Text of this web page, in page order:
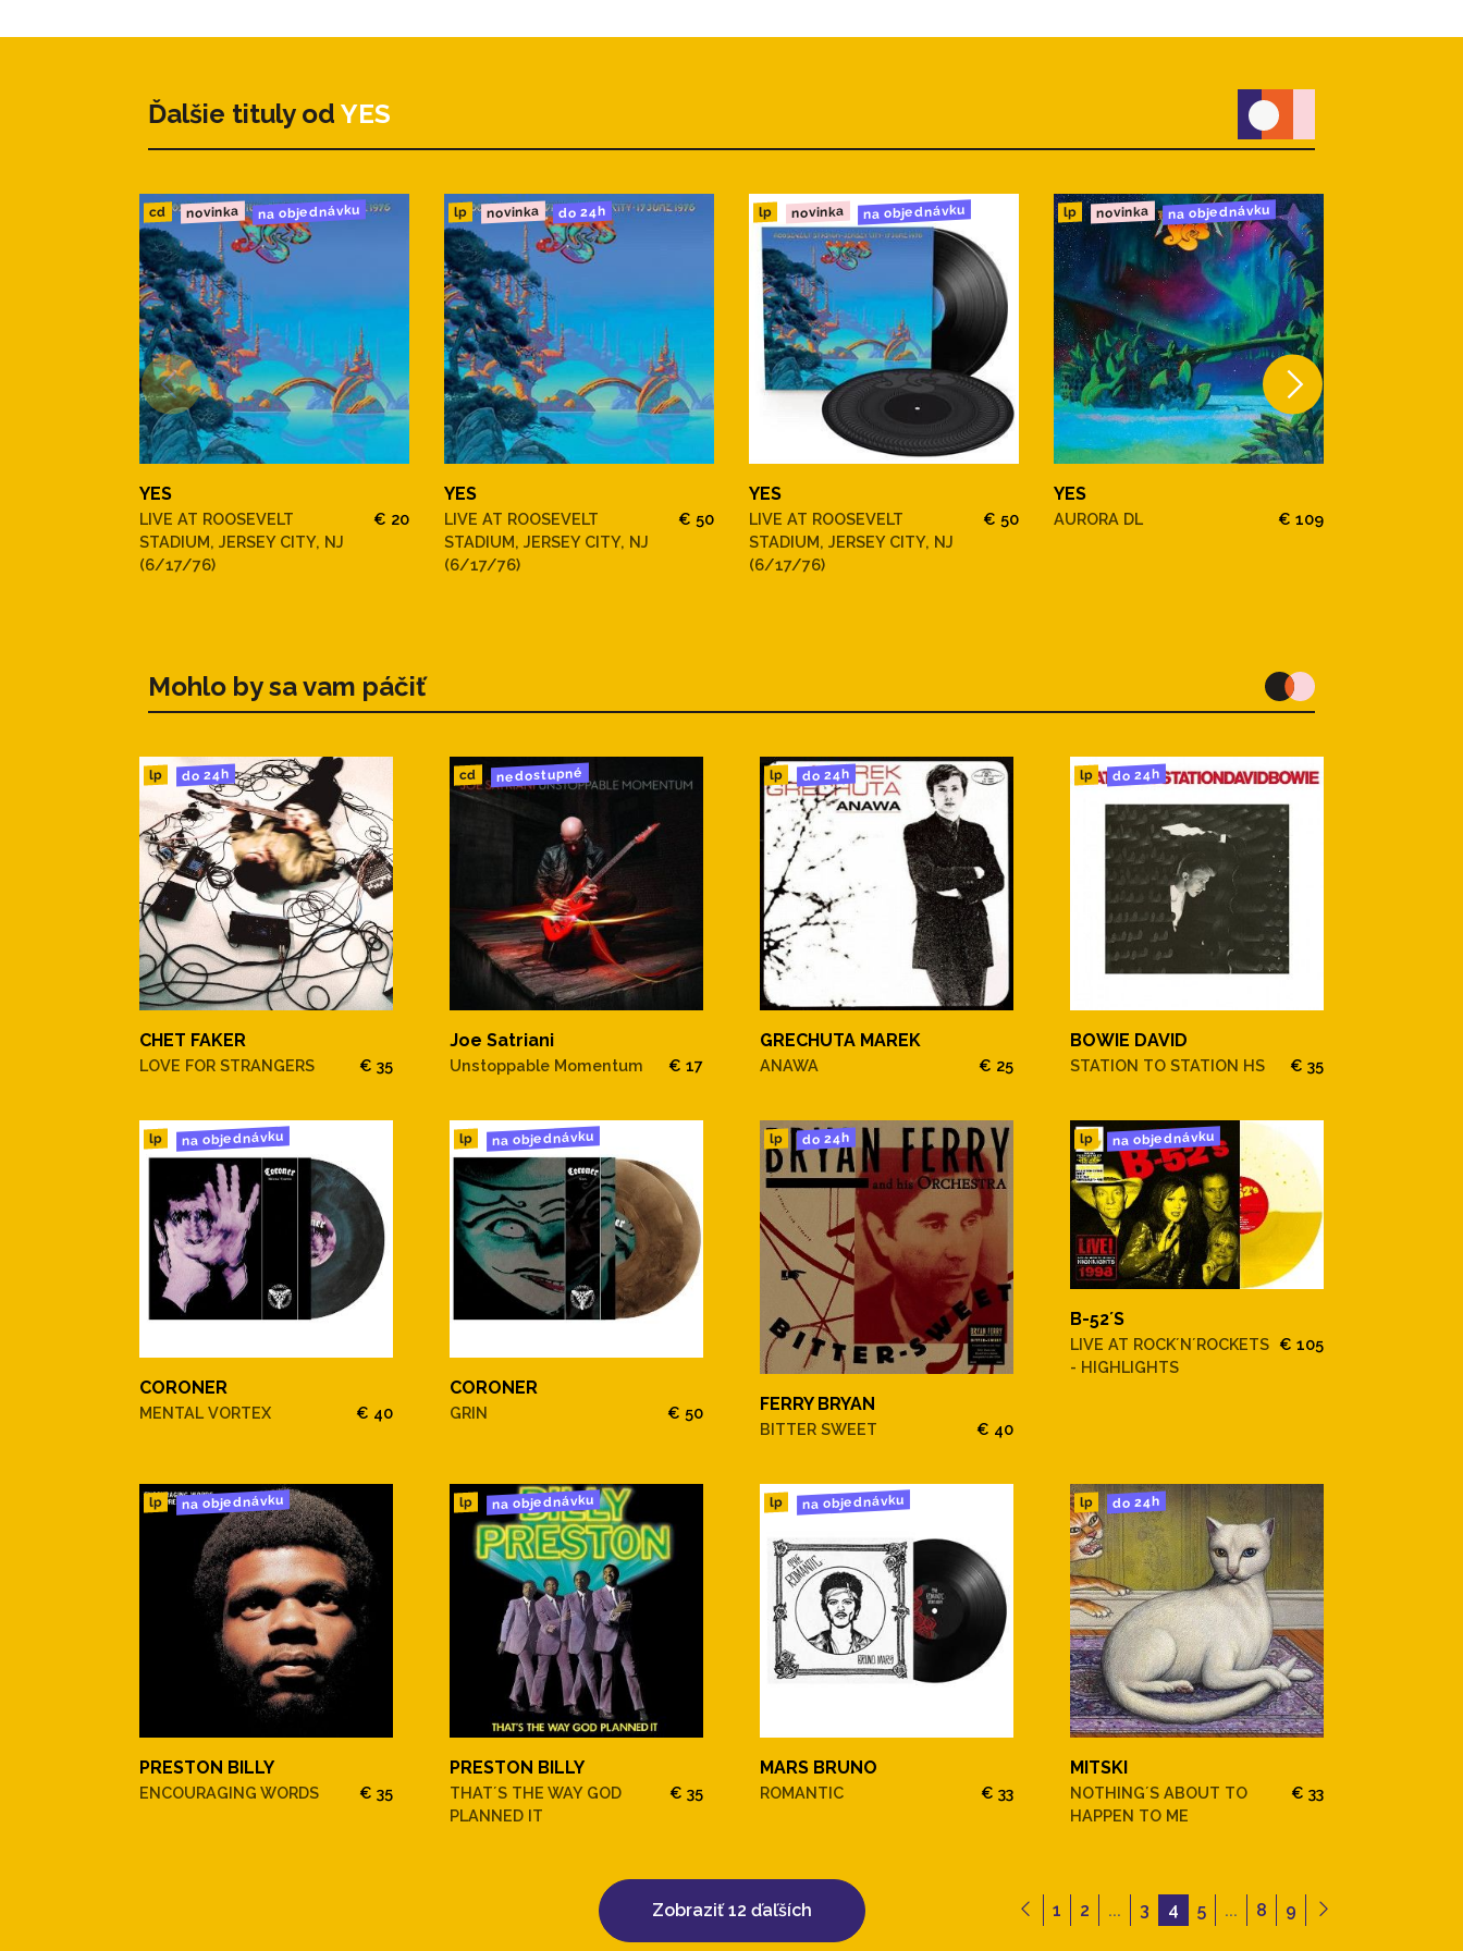
1. Aurora
2. Turnaround Situation
4. Countermovement
6. All Hands On Deck
7. Outside the Box
8. Emotional Intelligence
9. Jambustin'
10. Watching the River Roll
Ďalšie tituly od YES
cd novinka na objednávku
YES
LIVE AT ROOSEVELT
STADIUM, JERSEY CITY, NJ
(6/17/76)
€ 20
lp novinka do 24h
YES
LIVE AT ROOSEVELT
STADIUM, JERSEY CITY, NJ
(6/17/76)
€ 50
lp novinka na objednávku
YES
LIVE AT ROOSEVELT
STADIUM, JERSEY CITY, NJ
(6/17/76)
€ 50
lp novinka na objednávku
YES
AURORA DL € 109
Mohlo by sa vam páčiť
lp do 24h
CHET FAKER
LOVE FOR STRANGERS € 35
cd nedostupné
Joe Satriani
Unstoppable Momentum € 17
lp do 24h
GRECHUTA MAREK
ANAWA € 25
lp do 24h
BOWIE DAVID
STATION TO STATION HS € 35
lp na objednávku
CORONER
MENTAL VORTEX € 40
lp na objednávku
CORONER
GRIN € 50
lp do 24h
FERRY BRYAN
BITTER SWEET € 40
lp na objednávku
B-52´S
LIVE AT ROCK´N´ROCKETS
- HIGHLIGHTS
€ 105
lp na objednávku
PRESTON BILLY
ENCOURAGING WORDS € 35
lp na objednávku
PRESTON BILLY
THAT´S THE WAY GOD
PLANNED IT
€ 35
lp na objednávku
MARS BRUNO
ROMANTIC € 33
lp do 24h
MITSKI
NOTHING´S ABOUT TO
HAPPEN TO ME
€ 33
Zobraziť 12 ďaľších 1 2 ... 3 4 5 ... 8 9